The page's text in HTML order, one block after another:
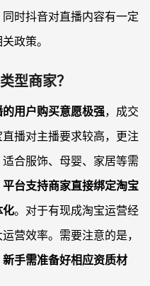
同时抖音对直播内容有一定
政策。
型商家？
用户购买意愿极强，成交
播对主播要求较高，更注
合服饰、母婴、家居等需
平台支持商家直接绑定淘宝
化。对于有现成淘宝运营经
营效率。需要注意的是，
手需准备好相应资质材